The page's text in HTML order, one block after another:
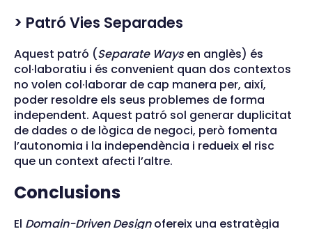
> Patró Vies Separades
Aquest patró (Separate Waysen anglès) és
col·laboratiu i és convenient quan dos contextos
no volen col·laborar de cap manera per, així,
poder resoldre els seus problemes de forma
independent. Aquest patró sol generar duplicitat
de dades o de lògica de negoci, però fomenta
l’autonomia i la independència i redueix el risc
que un context afecti l’altre.
Conclusions
El Domain-Driven Designofereix una estratègia